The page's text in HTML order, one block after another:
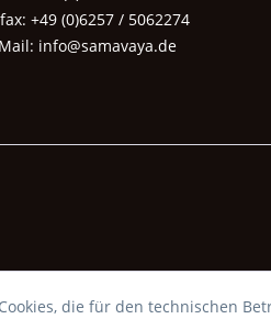
+49 (0)6257 / 5062274
info@samavaya.de
die für den technischen